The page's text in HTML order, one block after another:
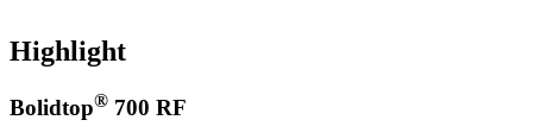
Highlight
Bolidtop® 700 RF